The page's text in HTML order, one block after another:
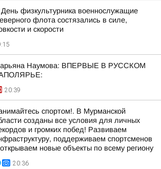
физкультурника военнослужащие
флота состязались в силе,
и скорости
Наумова: ВПЕРВЫЕ В РУССКОМ
20:39
спортом!. В Мурманской
созданы все условия для личных
и громких побед! Развиваем
поддерживаем спортсменов
новые объекты по всему региону
20:36